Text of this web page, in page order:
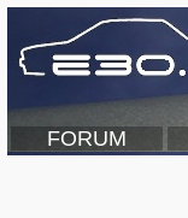
FORUM